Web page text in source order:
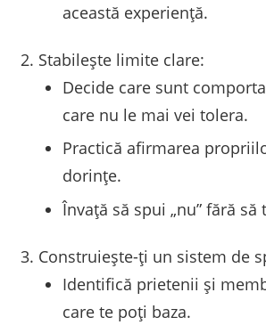
această experiență.
Stabilește limite clare:
Decide care sunt
care nu le mai vei tolera.
Practică afirmarea
dorințe.
Învață să spui „nu” fără
Construiește-ți un sistem de
Identifică prietenii și
care te poți baza.